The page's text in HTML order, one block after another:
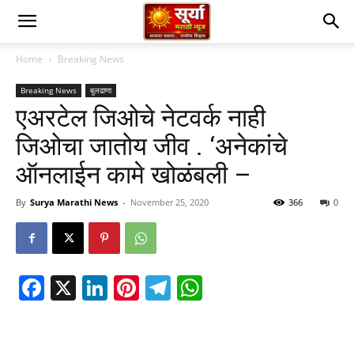
Home Breaking News
Breaking News बुलढाणा
एअरटेल जिओचे नेटवर्क नाही
जिओचा जातोय जीव . ‘अनेकांचे
ऑनलाईन कामे खोळंबली –
By Surya Marathi News - November 25, 2020 0
366
Facebook
X LinkedIn
Pinterest
Telegram